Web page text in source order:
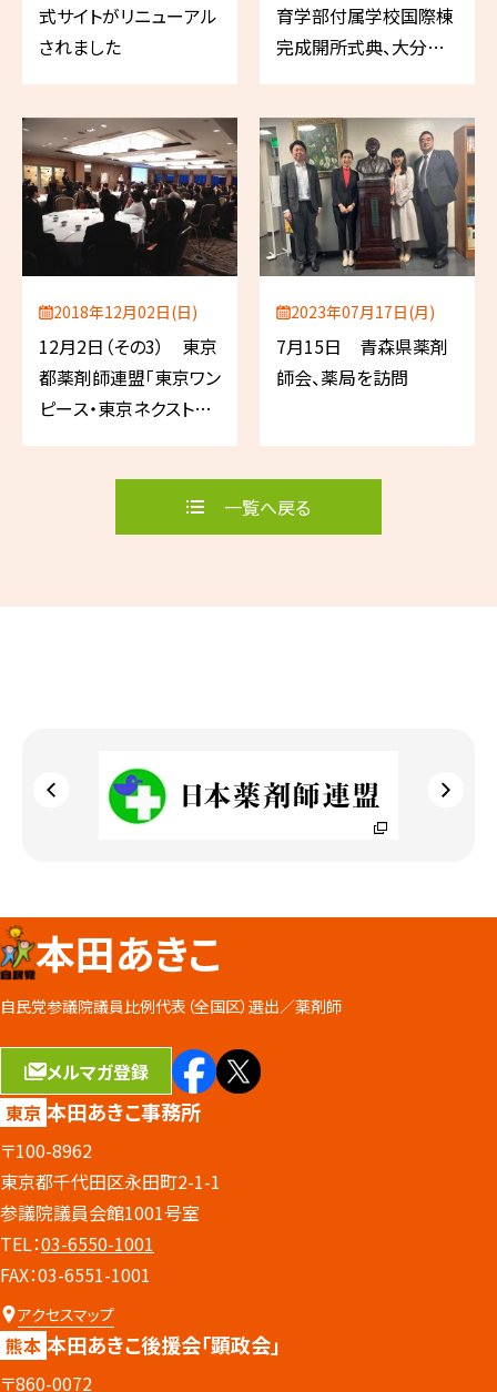
式サイトがリニューアル
されました
育学部付属学校国際棟
完成開所式典、大分県
2018年12月02日(日)
12月2日（その3） 東京
都薬剤師連盟「東京ワン
ピース・東京ネクスト合
同フォーラム」（東京新
2023年07月17日(月)
7月15日 青森県薬剤
師会、薬局を訪問
一覧へ戻る
本田あきこ
自民党参議院議員比例代表（全国区）選出／薬剤師
メルマガ登録
東京 本田あきこ事務所
〒100-8962
東京都千代田区永田町2-1-1
参議院議員会館1001号室
TEL：03-6550-1001
FAX：03-6551-1001
アクセスマップ
熊本 本田あきこ後援会「顕政会」
〒860-0072